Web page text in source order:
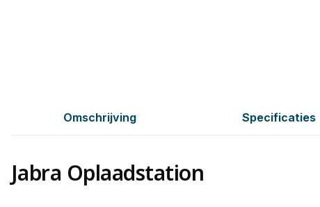
Omschrijving Specificaties
Jabra Oplaadstation